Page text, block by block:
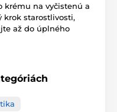
krému na vyčistenú a
krok starostlivosti,
až do úplného